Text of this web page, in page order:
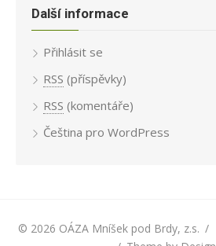
Další informace
Přihlásit se
RSS (příspěvky)
RSS (komentáře)
Čeština pro WordPress
© 2026 OÁZA Mníšek pod Brdy, z.s. /